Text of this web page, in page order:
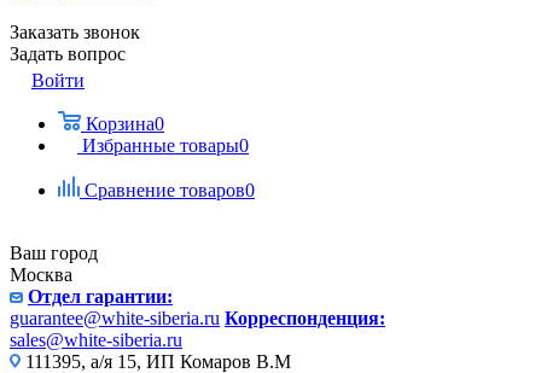
Заказать звонок
Задать вопрос
Войти
Корзина0
Избранные товары0
Сравнение товаров0
Ваш город
Москва
Отдел гарантии:
guarantee@white-siberia.ru Корреспонденция:
sales@white-siberia.ru
111395, а/я 15, ИП Комаров В.М